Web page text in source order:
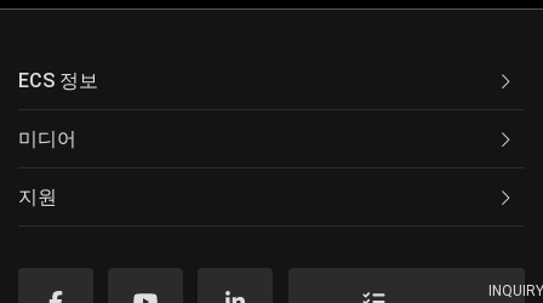
ECS 정보
미디어
지원